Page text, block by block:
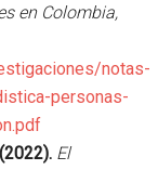
en Colombia,
notas-
personas-
El